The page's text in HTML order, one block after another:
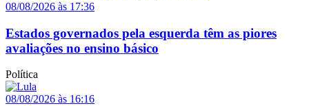
08/08/2026 às 17:36
Estados governados pela esquerda têm as piores
avaliações no ensino básico
Política
08/08/2026 às 16:16